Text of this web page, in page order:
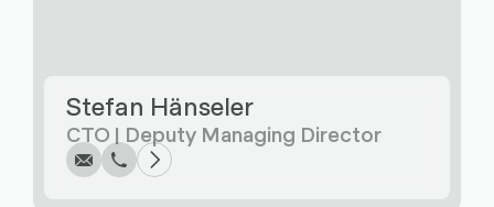
Stefan Hänseler
CTO | Deputy Managing Director